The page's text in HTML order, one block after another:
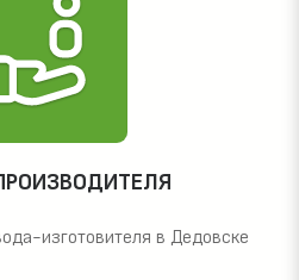
изготовителя в Дедовске